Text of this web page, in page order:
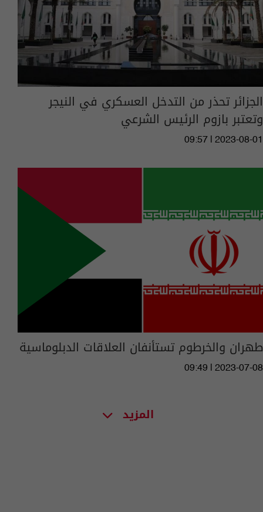
الجزائر تحذر من التدخل العسكري في النيجر
وتعتبر بازوم الرئيس الشرعي
09:57 | 2023-08-01
طهران والخرطوم تستأنفان العلاقات الدبلوماسية
09:49 | 2023-07-08
المزيد